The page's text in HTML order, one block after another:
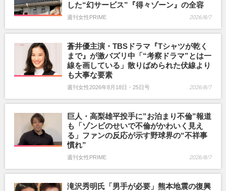
した“幻サービス”『得々ゾーン』の全容
週刊女性PRIME 2026/8/7
蒼井優主演・TBSドラマ『Tシャツが乾く
まで』が激バズリ中「“考察ドラマ”とは一
線を画している」散りばめられた伏線より
も大事な要素
週刊女性2026年8月18日・25日号 2026/8/7
巨人・高梨雄平投手に”お泊まり不倫”報道
も「ゾンビのせいで不倫がかわいく見え
る」ファンの反応が示す野球界の“不祥事
慣れ”
週刊女性PRIME 2026/8/7
滝沢秀明氏「男手が必要」熊本地震の復興